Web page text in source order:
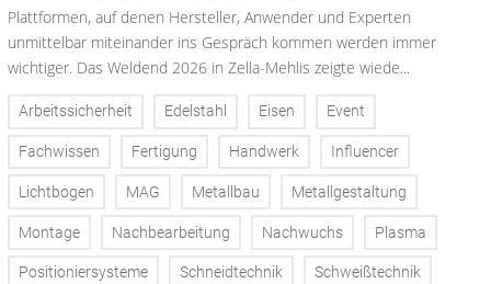
Plattformen, auf denen Hersteller, Anwender und Experten
unmittelbar miteinander ins Gespräch kommen werden immer
wichtiger. Das Weldend 2026 in Zella-Mehlis zeigte wiede...
Arbeitssicherheit Edelstahl Eisen Event
Fachwissen Fertigung Handwerk Influencer
Lichtbogen MAG Metallbau Metallgestaltung
Montage Nachbearbeitung Nachwuchs Plasma
Positioniersysteme Schneidtechnik Schweißtechnik